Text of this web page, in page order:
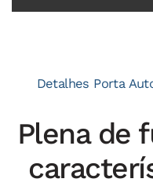
Detalhes Porta
Plena de